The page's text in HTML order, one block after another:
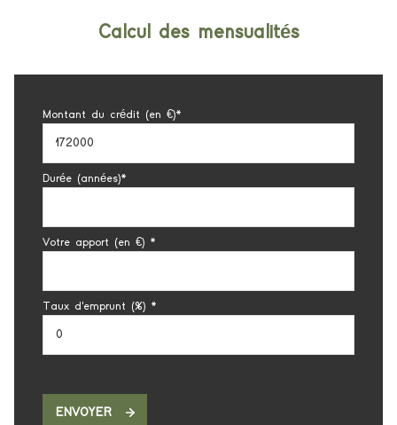
Calcul des mensualités
Montant du crédit (en €)*
Durée (années)*
Votre apport (en €) *
Taux d'emprunt (%) *
ENVOYER